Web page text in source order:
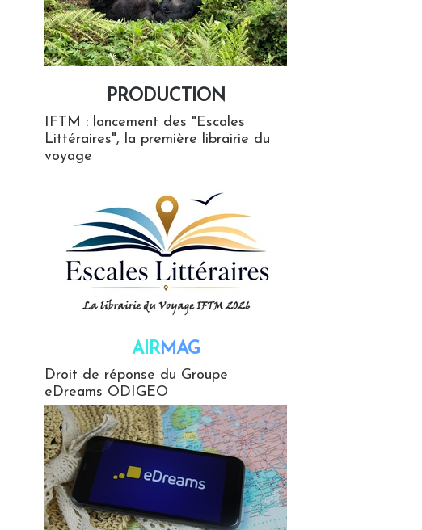
PRODUCTION
IFTM : lancement des "Escales
Littéraires", la première librairie du
voyage
AIRMAG
Droit de réponse du Groupe
eDreams ODIGEO